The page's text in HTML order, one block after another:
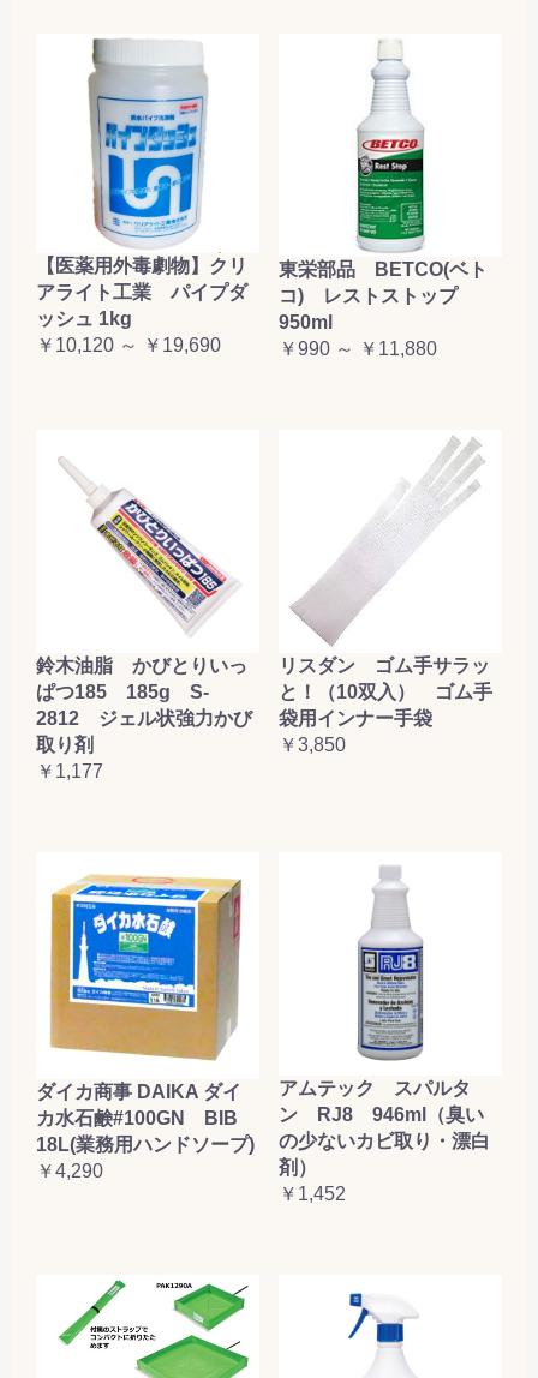
【医薬用外毒劇物】クリ
アライト工業 パイプダ
ッシュ 1kg
￥10,120 ～ ￥19,690
東栄部品 BETCO(ベト
コ) レストストップ
950ml
￥990 ～ ￥11,880
鈴木油脂 かびとりいっ
ぱつ185 185g S-
2812 ジェル状強力かび
取り剤
￥1,177
リスダン ゴム手サラッ
と！（10双入） ゴム手
袋用インナー手袋
￥3,850
ダイカ商事 DAIKA ダイ
カ水石鹸#100GN BIB
18L(業務用ハンドソープ)
￥4,290
アムテック スパルタ
ン RJ8 946ml（臭い
の少ないカビ取り・漂白
剤）
￥1,452